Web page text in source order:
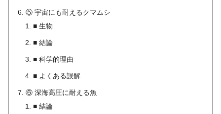
⑤ 宇宙にも耐えるクマムシ
■ 生物
■ 結論
■ 科学的理由
■ よくある誤解
⑥ 深海高圧に耐える魚
■ 結論